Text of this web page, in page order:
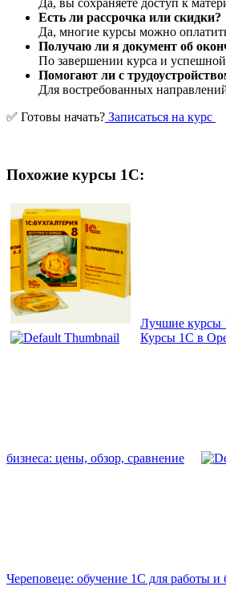
Есть ли рассрочка или скидки?
Да, многие курсы можно
Получаю ли я документ об
По завершении курса и успешной
Помогают ли с
Для востребованных
✅ Готовы начать? Записаться на курс
Похожие курсы 1С:
Лучшие курсы
Курсы 1С в
бизнеса: цены, обзор, сравнение
Череповеце: обучение 1С для работы и